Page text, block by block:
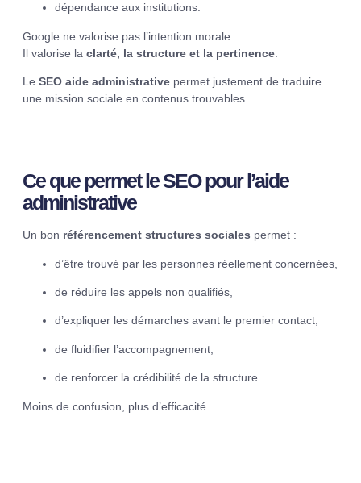
dépendance aux institutions.
Google ne valorise pas l’intention morale.
Il valorise la clarté, la structure et la pertinence
Le SEO aide administrative permet justement de traduire
une mission sociale en contenus trouvables.
Ce que permet le SEO pour l’aide
administrative
Un bon référencement structures sociales permet :
d’être trouvé par les personnes réellement concernées,
de réduire les appels non qualifiés,
d’expliquer les démarches avant le premier contact,
de fluidifier l’accompagnement,
de renforcer la crédibilité de la structure.
Moins de confusion, plus d’efficacité.